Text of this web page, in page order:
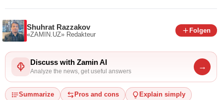
Shuhrat Razzakov
«ZAMIN.UZ» Redakteur
Folgen
Discuss with Zamin AI
Analyze the news, get useful answers
→
Summarize Pros and cons Explain simply